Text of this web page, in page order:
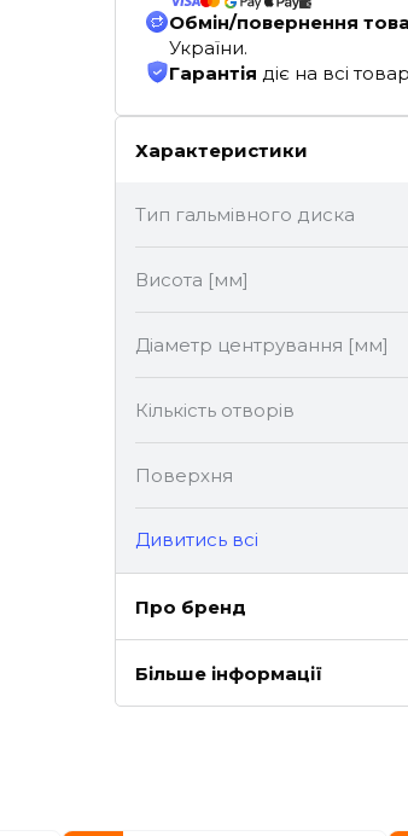
Обмін/повернення
України.
Гарантія діє на всі
Характеристики
Тип гальмівного диска
Висота [мм]
Діаметр центрування [мм]
Кількість отворів
Поверхня
Дивитись всі
Про бренд
Більше інформації